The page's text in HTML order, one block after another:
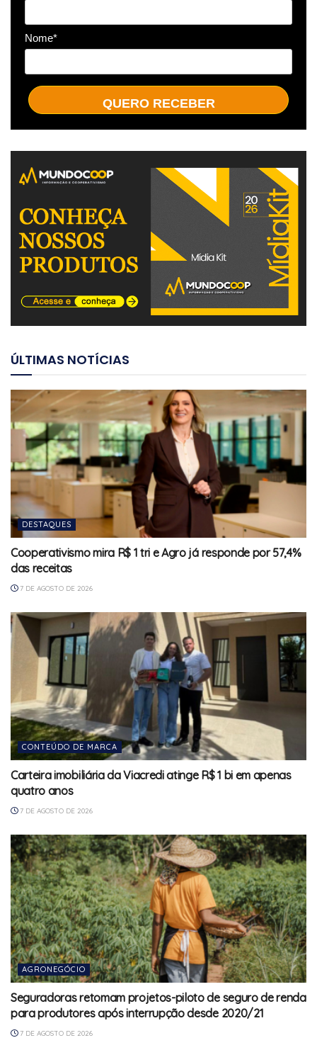
Nome*
QUERO RECEBER
ÚLTIMAS NOTÍCIAS
DESTAQUES
Cooperativismo mira R$ 1 tri e Agro já responde por 57,4%
das receitas
7 DE AGOSTO DE 2026
CONTEÚDO DE MARCA
Carteira imobiliária da Viacredi atinge R$ 1 bi em apenas
quatro anos
7 DE AGOSTO DE 2026
AGRONEGÓCIO
Seguradoras retomam projetos-piloto de seguro de renda
para produtores após interrupção desde 2020/21
7 DE AGOSTO DE 2026